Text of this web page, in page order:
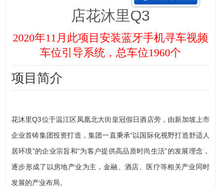
店花沐里Q3
2020年11月此项目安装蓝牙手机寻车视频
车位引导系统，总车位1960个
项目简介
花沐里Q3位于温江区凤凰北大街皇冠假日酒店旁，由新加坡上市
企业首铸集团投资打造，集团一直秉承“以国际化视野打造舒适人
居环境”的企业宗旨和“为客户提供高品质时尚生活”的发展理念，
逐步形成了以房地产业为主，金融、酒店、医疗等相关产业同时
发展的产业布局。